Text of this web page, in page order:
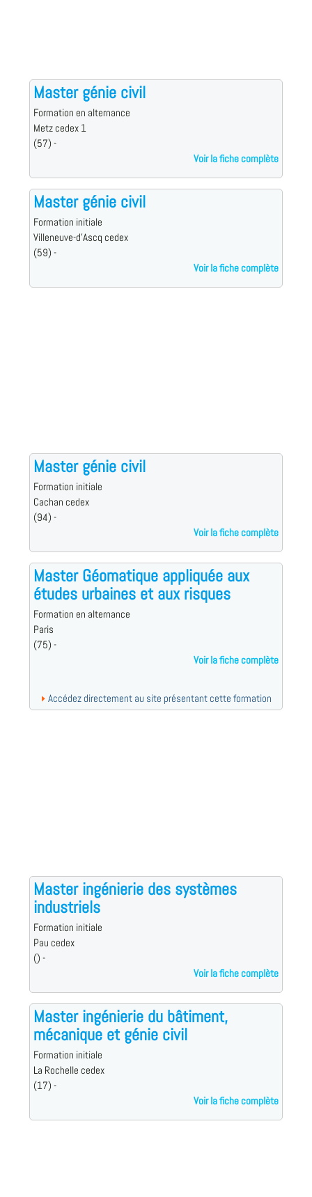
Master génie civil
Formation en alternance
Metz cedex 1
(57) -
Voir la fiche complète
Master génie civil
Formation initiale
Villeneuve-d'Ascq cedex
(59) -
Voir la fiche complète
Master génie civil
Formation initiale
Cachan cedex
(94) -
Voir la fiche complète
Master Géomatique appliquée aux
études urbaines et aux risques
Formation en alternance
Paris
(75) -
Voir la fiche complète
Accédez directement au site présentant cette formation
Master ingénierie des systèmes
industriels
Formation initiale
Pau cedex
() -
Voir la fiche complète
Master ingénierie du bâtiment,
mécanique et génie civil
Formation initiale
La Rochelle cedex
(17) -
Voir la fiche complète